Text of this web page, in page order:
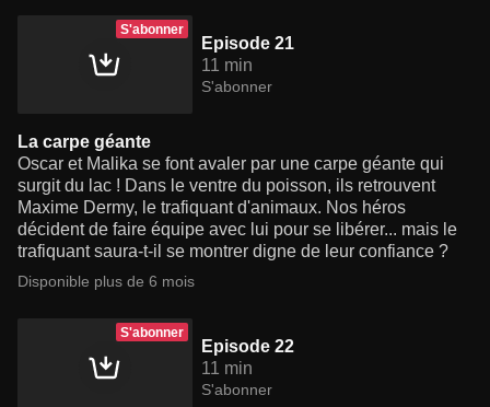
S'abonner
Episode 21
11 min
S'abonner
La carpe géante
Oscar et Malika se font avaler par une carpe géante qui
surgit du lac ! Dans le ventre du poisson, ils retrouvent
Maxime Dermy, le trafiquant d'animaux. Nos héros
décident de faire équipe avec lui pour se libérer... mais le
trafiquant saura-t-il se montrer digne de leur confiance ?
Disponible plus de 6 mois
S'abonner
Episode 22
11 min
S'abonner